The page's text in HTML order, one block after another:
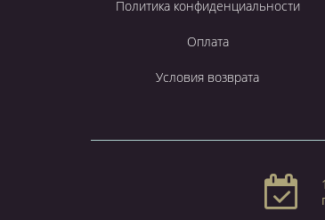
Политика конфиденциальности
Оплата
Условия возврата